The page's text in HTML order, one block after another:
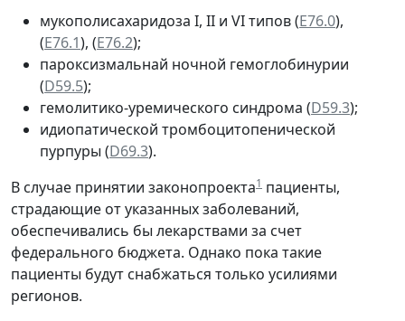
мукополисахаридоза I, II и VI типов (Е76.0),
(Е76.1), (Е76.2);
пароксизмальнай ночной гемоглобинурии
(D59.5);
гемолитико-уремического синдрома (D59.3);
идиопатической тромбоцитопенической
пурпуры (D69.3).
В случае принятии законопроекта1 пациенты,
страдающие от указанных заболеваний,
обеспечивались бы лекарствами за счет
федерального бюджета. Однако пока такие
пациенты будут снабжаться только усилиями
регионов.